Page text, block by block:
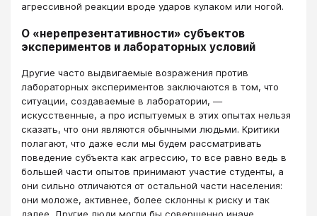
агрессивной реакции вроде ударов кулаком или ногой.
О «нерепрезентативности» субъектов
экспериментов и лабораторных условий
Другие часто выдвигаемые возражения против
лабораторных экспериментов заключаются в том, что
ситуации, создаваемые в лаборатории, —
искусственные, а про испытуемых в этих опытах нельзя
сказать, что они являются обычными людьми. Критики
полагают, что даже если мы будем рассматривать
поведение субъекта как агрессию, то все равно ведь в
большей части опытов принимают участие студенты, а
они сильно отличаются от остальной части населения:
они моложе, активнее, более склонны к риску и так
далее. Другие люди могли бы совершенно иначе